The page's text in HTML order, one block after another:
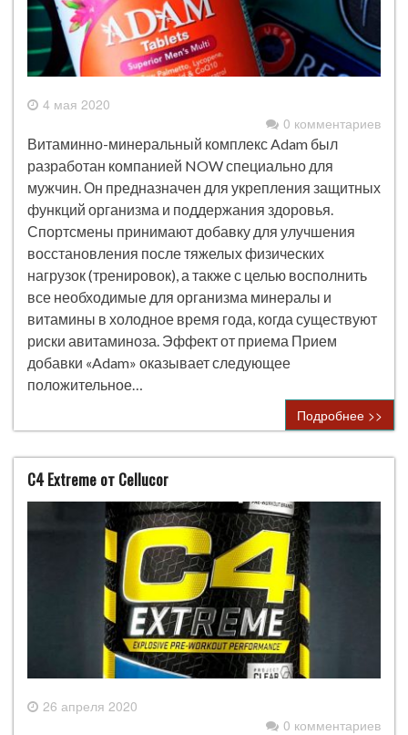
4 мая 2020
0 комментариев
Витаминно-минеральный комплекс Adam был
разработан компанией NOW специально для
мужчин. Он предназначен для укрепления защитных
функций организма и поддержания здоровья.
Спортсмены принимают добавку для улучшения
восстановления после тяжелых физических
нагрузок (тренировок), а также с целью восполнить
все необходимые для организма минералы и
витамины в холодное время года, когда существуют
риски авитаминоза. Эффект от приема Прием
добавки «Adam» оказывает следующее
положительное…
Подробнее >>
C4 Extreme от Cellucor
26 апреля 2020
0 комментариев